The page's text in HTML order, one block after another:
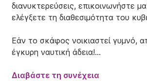
διανυκτερεύσεις, επικοινωνήστε
ελέγξετε τη διαθεσιμότητα του
Εάν το σκάφος νοικιαστεί γυμνό,
έγκυρη ναυτική άδεια!
Πολυτελής ιστιοπλοΐα με μεγάλη
Διαβάστε τη συνέχεια